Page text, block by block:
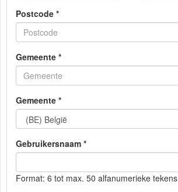
Postcode *
Gemeente *
Gemeente *
Gebruikersnaam *
Format: 6 tot max. 50 alfanumerieke tekens